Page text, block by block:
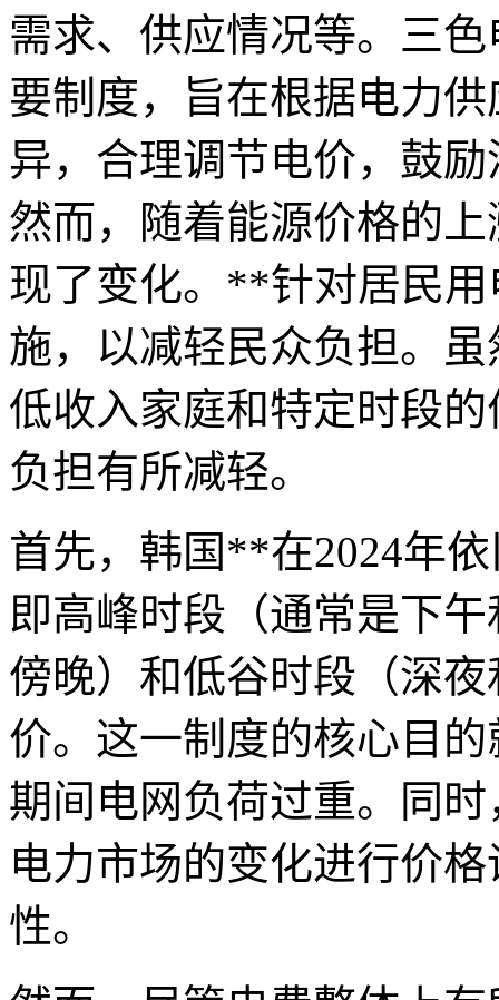
需求、供应情况等。三
要制度，旨在根据电力
异，合理调节电价，鼓
然而，随着能源价格的
现了变化。**针对居民
施，以减轻民众负担。
低收入家庭和特定时段
负担有所减轻。
首先，韩国**在2024年
即高峰时段（通常是下
傍晚）和低谷时段（深
价。这一制度的核心目
期间电网负荷过重。同
电力市场的变化进行价
性。